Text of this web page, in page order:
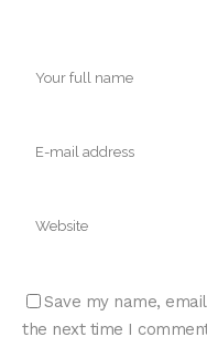
Save my name,
the next time I